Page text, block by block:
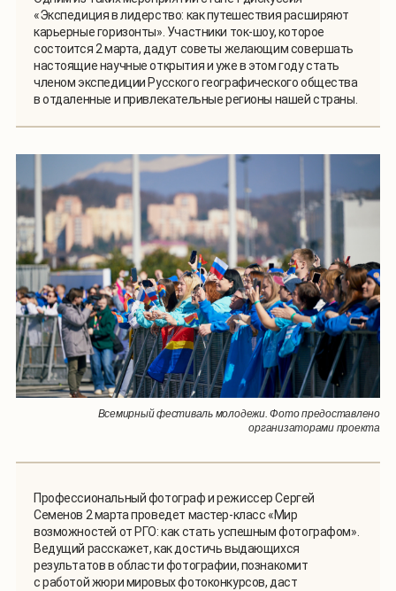
«Экспедиция в лидерство: как путешествия расширяют
карьерные горизонты». Участники ток-шоу, которое
состоится 2 марта, дадут советы желающим совершать
настоящие научные открытия и уже в этом году стать
членом экспедиции Русского географического общества
в отдаленные и привлекательные регионы нашей страны.
Всемирный фестиваль молодежи. Фото предоставлено
организаторами проекта
Профессиональный фотограф и режиссер Сергей
Семенов 2 марта проведет мастер-класс «Мир
возможностей от РГО: как стать успешным фотографом».
Ведущий расскажет, как достичь выдающихся
результатов в области фотографии, познакомит
с работой жюри мировых фотоконкурсов, даст